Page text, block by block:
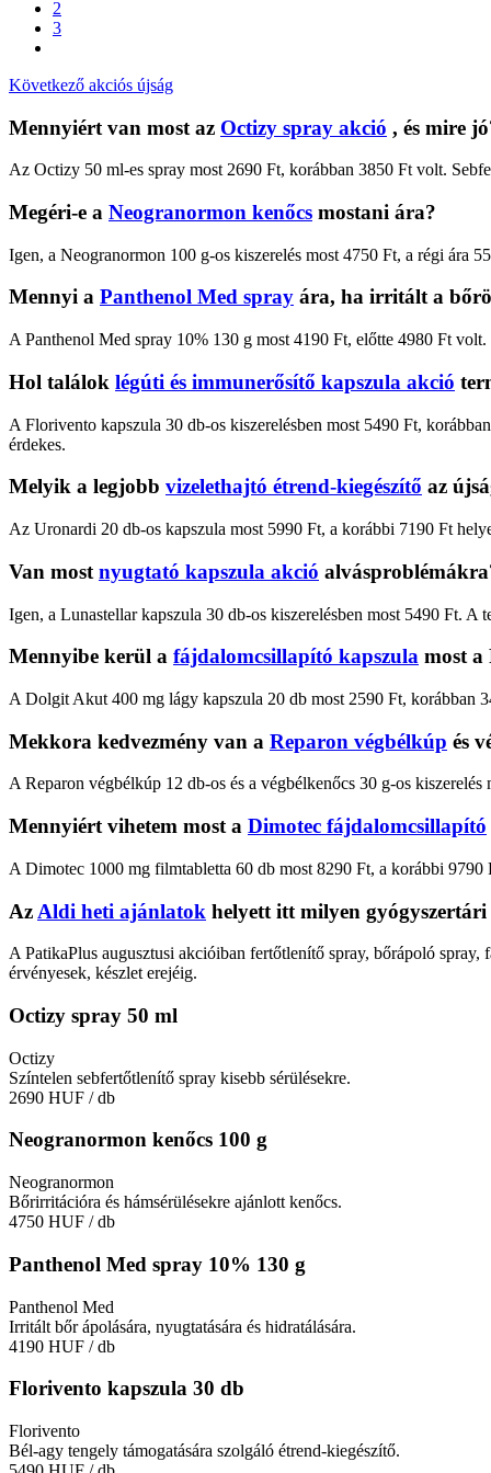
2
3
Következő akciós újság
Mennyiért van most az Octizy spray akció , és mire
Az Octizy 50 ml-es spray most 2690 Ft, korábban 3850 Ft volt.
Megéri-e a Neogranormon kenőcs mostani ára?
Igen, a Neogranormon 100 g-os kiszerelés most 4750 Ft, a régi ára
Mennyi a Panthenol Med spray ára, ha irritált a
A Panthenol Med spray 10% 130 g most 4190 Ft, előtte 4980 Ft
Hol találok légúti és immunerősítő kapszula akció
A Florivento kapszula 30 db-os kiszerelésben most 5490 Ft,
érdekes.
Melyik a legjobb vizelethajtó étrend-kiegészítő az
Az Uronardi 20 db-os kapszula most 5990 Ft, a korábbi 7190 Ft
Van most nyugtató kapszula akció
Igen, a Lunastellar kapszula 30 db-os kiszerelésben most 5490 Ft. A
Mennyibe kerül a fájdalomcsillapító kapszula most a
A Dolgit Akut 400 mg lágy kapszula 20 db most 2590 Ft, korábban
Mekkora kedvezmény van a Reparon végbélkúp és
A Reparon végbélkúp 12 db-os és a végbélkenőcs 30 g-os
Mennyiért vihetem most a Dimotec fájdalomcsillapító
A Dimotec 1000 mg filmtabletta 60 db most 8290 Ft, a korábbi 9790
Az Aldi heti ajánlatok helyett itt milyen
A PatikaPlus augusztusi akcióiban fertőtlenítő spray, bőrápoló
érvényesek, készlet erejéig.
Octizy spray 50 ml
Octizy
Színtelen sebfertőtlenítő spray kisebb sérülésekre.
2690 HUF / db
Neogranormon kenőcs 100 g
Neogranormon
Bőrirritációra és hámsérülésekre ajánlott kenőcs.
4750 HUF / db
Panthenol Med spray 10% 130 g
Panthenol Med
Irritált bőr ápolására, nyugtatására és hidratálására.
4190 HUF / db
Florivento kapszula 30 db
Florivento
Bél-agy tengely támogatására szolgáló étrend-kiegészítő.